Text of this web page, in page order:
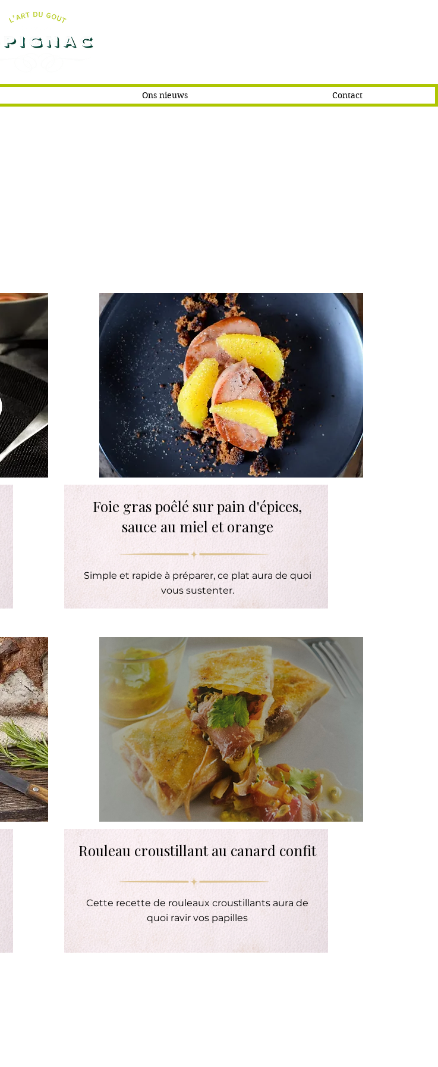
Ons nieuws Contact
Intermédiaire
Foie gras poêlé sur pain d'épices,
sauce au miel et orange
Simple et rapide à préparer, ce plat aura de quoi
vous sustenter.
Intermédiaire
Rouleau croustillant au canard confit
Cette recette de rouleaux croustillants aura de
quoi ravir vos papilles